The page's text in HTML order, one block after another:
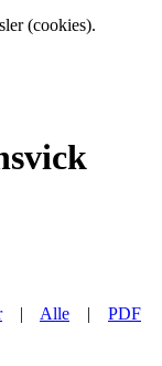
(cookies).
| Alle | PDF